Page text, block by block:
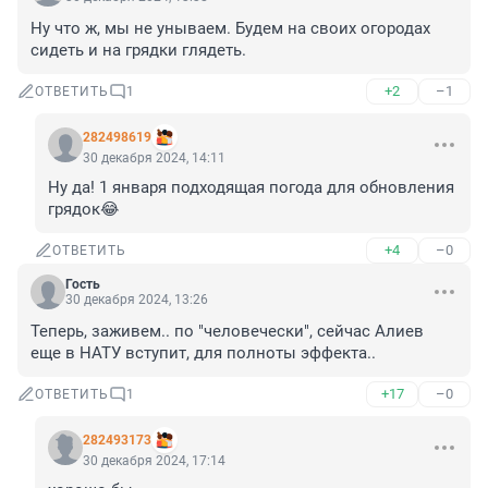
Ну что ж, мы не унываем. Будем на своих огородах
сидеть и на грядки глядеть.
ОТВЕТИТЬ 1 +2 –1
282498619
30 декабря 2024, 14:11
Ну да! 1 января подходящая погода для обновления
грядок😂
ОТВЕТИТЬ +4 –0
Гость
30 декабря 2024, 13:26
Теперь, заживем.. по "человечески", сейчас Алиев
еще в НАТУ вступит, для полноты эффекта..
ОТВЕТИТЬ 1 +17 –0
282493173
30 декабря 2024, 17:14